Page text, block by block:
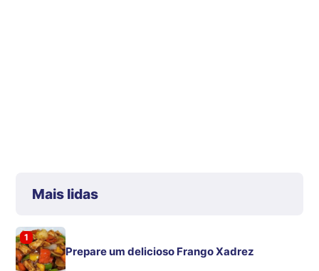
Mais lidas
1
Prepare um delicioso Frango Xadrez